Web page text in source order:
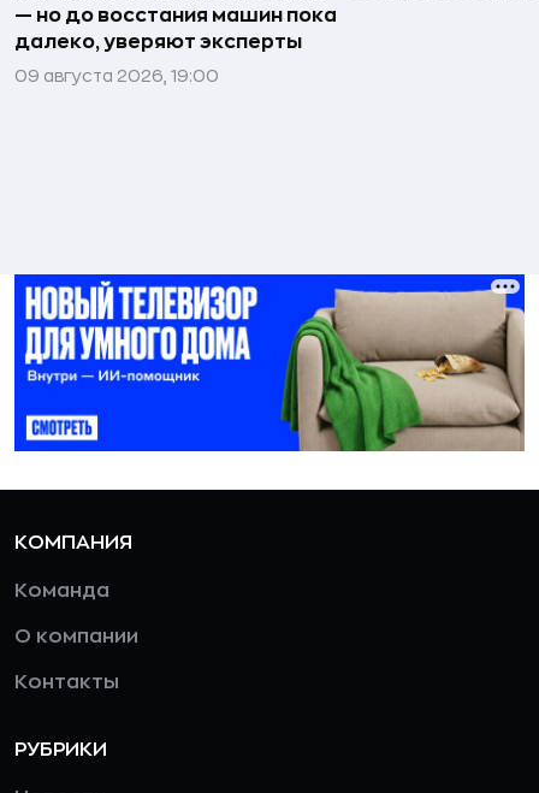
— но до восстания машин пока
далеко, уверяют эксперты
09 августа 2026, 19:00
КОМПАНИЯ
Команда
О компании
Контакты
РУБРИКИ